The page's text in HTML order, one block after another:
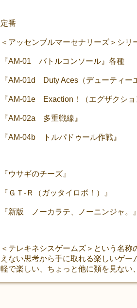
定番
＜アッセンブルマーセナリーズ＞シリ
『AM-01 バトルコンソール』各種
『AM-01d Duty Aces（デューティー
『AM-01e Exaction！（エグザクショ
『AM-02a 多重戦線』
『AM-04b トルパドゥール作戦』
『ウサギのチーズ』
『ＧＴ-Ｒ（ガッタイロボ！）』
『新版 ノーカラテ、ノーニンジャ。』
＜テレキネシスゲームズ＞という名
えない思考から手に取れる楽しいゲ
軽で楽しい、ちょっと他に類を見ない